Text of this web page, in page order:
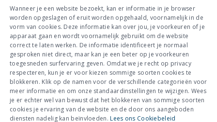
Bijkomende info nodig? Contacteer
onze experten►
Bereken nu je bijdrage via onze
simulator►
Meer weten over Groep IDEWE? Klik
dan hier ►
DUTCH
FRENCH
Wanneer je een website bezoekt, kan er informatie in je browser
worden opgeslagen of eruit worden opgehaald, voornamelijk in de
vorm van cookies. Deze informatie kan over jou, je voorkeuren of je
apparaat gaan en wordt voornamelijk gebruikt om de website
correct te laten werken. De informatie identificeert je normaal
gesproken niet direct, maar kan je een beter op je voorkeuren
toegesneden surfervaring geven. Omdat we je recht op privacy
respecteren, kun je er voor kiezen sommige soorten cookies te
blokkeren. Klik op de namen voor de verschillende categorieën voor
meer informatie en om onze standaardinstellingen te wijzigen. Wees
je er echter wel van bewust dat het blokkeren van sommige soorten
cookies je ervaring van de website en de door ons aangeboden
diensten nadelig kan beïnvloeden. Lees ons Cookiebeleid